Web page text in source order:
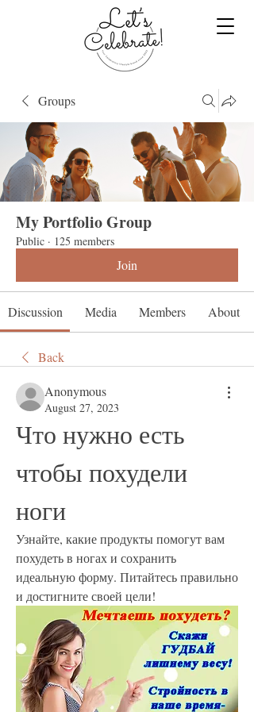
Groups
My Portfolio Group
Public · 125 members
Join
Discussion Media Members About
Back
Anonymous
August 27, 2023
Что нужно есть
чтобы похудели
ноги
Узнайте, какие продукты помогут вам
похудеть в ногах и сохранить
идеальную форму. Питайтесь правильно
и достигните своей цели!